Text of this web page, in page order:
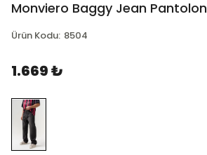
Monviero Baggy Jean Pantolon
Ürün Kodu: 8504
1.669 ₺